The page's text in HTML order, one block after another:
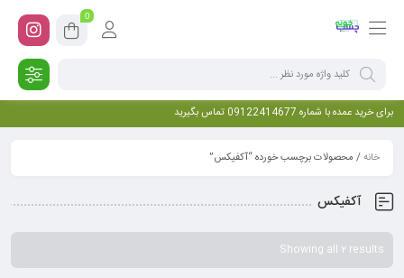
0
برای خرید عمده با شماره 09122414677 تماس بگیرید
خانه/ محصولات برچسب خورده “آکفیکس”
آکفیکس
Showing all 2 results